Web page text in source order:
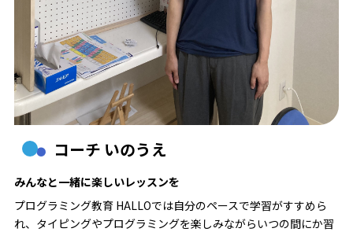
コーチ いのうえ
みんなと一緒に楽しいレッスンを
プログラミング教育 HALLOでは自分のペースで学習がすすめら
れ、タイピングやプログラミングを楽しみながらいつの間にか習